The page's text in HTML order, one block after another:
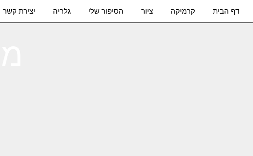
דף הבית קרמיקה ציור הסיפור שלי גלריה יצירת קשר